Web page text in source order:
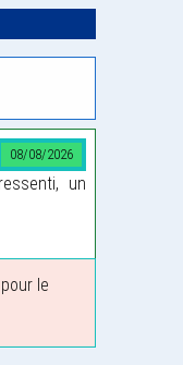
08/08/2026
un
le